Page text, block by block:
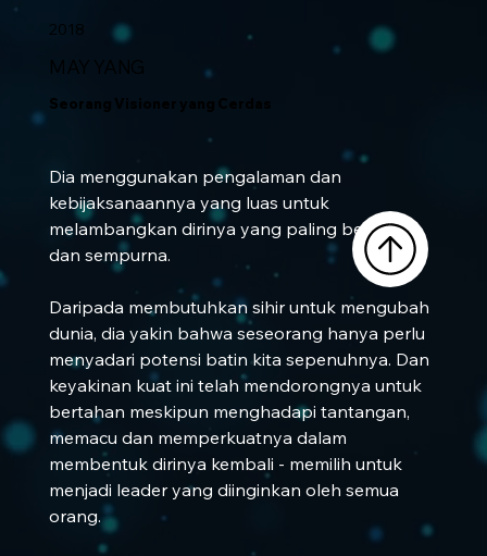
2018
MAY YANG
Seorang Visioner yang Cerdas
Dia menggunakan pengalaman dan
kebijaksanaannya yang luas untuk
melambangkan dirinya yang paling berharga
dan sempurna.
Daripada membutuhkan sihir untuk mengubah
dunia, dia yakin bahwa seseorang hanya perlu
menyadari potensi batin kita sepenuhnya. Dan
keyakinan kuat ini telah mendorongnya untuk
bertahan meskipun menghadapi tantangan,
memacu dan memperkuatnya dalam
membentuk dirinya kembali - memilih untuk
menjadi leader yang diinginkan oleh semua
orang.